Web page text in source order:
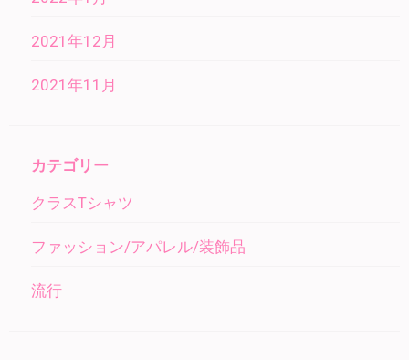
2021年12月
2021年11月
カテゴリー
クラスTシャツ
ファッション/アパレル/装飾品
流行